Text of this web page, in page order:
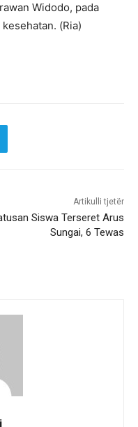
Widodo, pada
(Ria)
Artikulli tjetër
Siswa Terseret Arus
Sungai, 6 Tewas